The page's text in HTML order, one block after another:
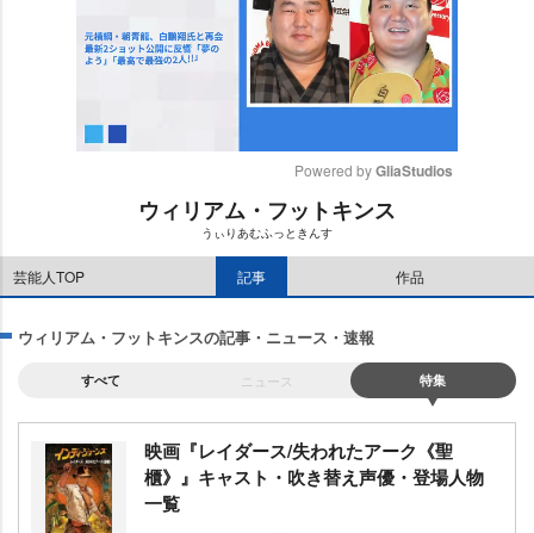
M
Powered by GliaStudios
ウィリアム・フットキンス
うぃりあむふっときんす
芸能人TOP 記事 作品
ウィリアム・フットキンスの記事・ニュース・速報
すべて ニュース 特集
映画『レイダース/失われたアーク《聖
櫃》』キャスト・吹き替え声優・登場人物
一覧